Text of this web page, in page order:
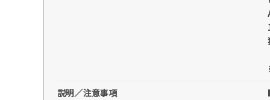
説明／注意事項